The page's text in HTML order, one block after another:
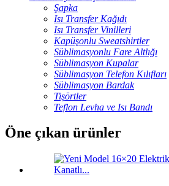
Şapka
Isı Transfer Kağıdı
Isı Transfer Vinilleri
Kapüşonlu Sweatshirtler
Süblimasyonlu Fare Altlığı
Süblimasyon Kupalar
Süblimasyon Telefon Kılıfları
Süblimasyon Bardak
Tişörtler
Teflon Levha ve Isı Bandı
Öne çıkan ürünler